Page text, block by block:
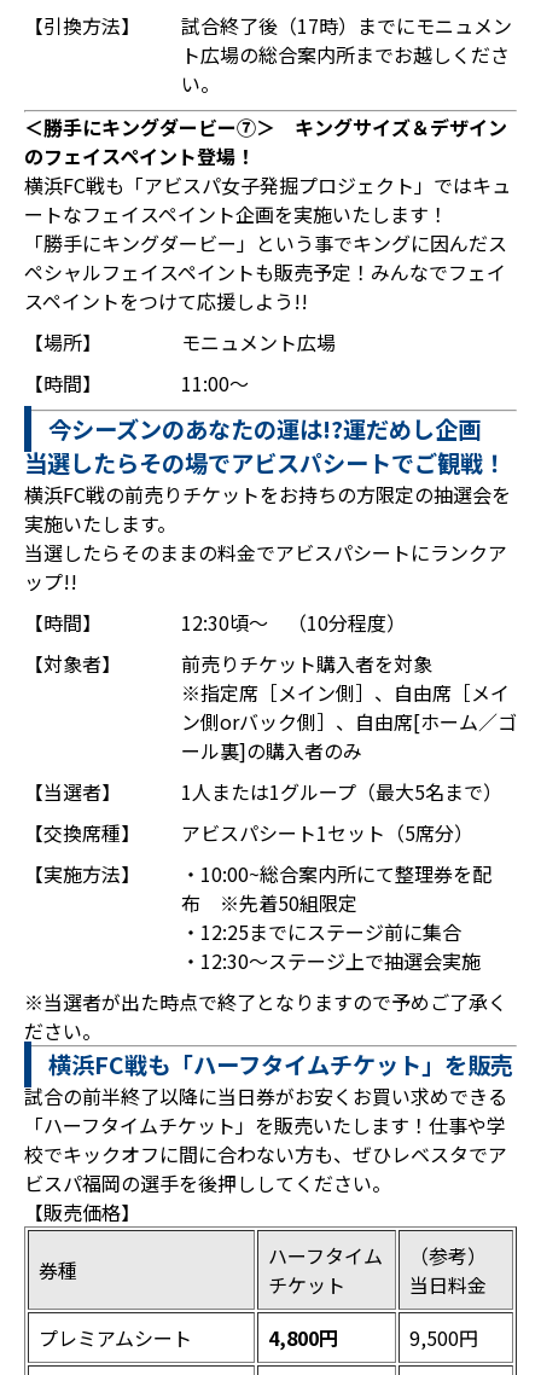
【引換方法】
試合終了後（17時）までにモニュメン
ト広場の総合案内所までお越しくださ
い。
＜勝手にキングダービー⑦＞ キングサイズ＆デザイン
のフェイスペイント登場！
横浜FC戦も「アビスパ女子発掘プロジェクト」ではキュ
ートなフェイスペイント企画を実施いたします！
「勝手にキングダービー」という事でキングに因んだス
ペシャルフェイスペイントも販売予定！みんなでフェイ
スペイントをつけて応援しよう!!
【場所】
モニュメント広場
【時間】
11:00～
今シーズンのあなたの運は!?運だめし企画
当選したらその場でアビスパシートでご観戦！
横浜FC戦の前売りチケットをお持ちの方限定の抽選会を
実施いたします。
当選したらそのままの料金でアビスパシートにランクア
ップ!!
【時間】
12:30頃～ （10分程度）
【対象者】
前売りチケット購入者を対象
※指定席［メイン側］、自由席［メイ
ン側orバック側］、自由席[ホーム／ゴ
ール裏]の購入者のみ
【当選者】
1人または1グループ（最大5名まで）
【交換席種】
アビスパシート1セット（5席分）
【実施方法】
・10:00~総合案内所にて整理券を配
布 ※先着50組限定
・12:25までにステージ前に集合
・12:30～ステージ上で抽選会実施
※当選者が出た時点で終了となりますので予めご了承く
ださい。
横浜FC戦も「ハーフタイムチケット」を販売
試合の前半終了以降に当日券がお安くお買い求めできる
「ハーフタイムチケット」を販売いたします！仕事や学
校でキックオフに間に合わない方も、ぜひレベスタでア
ビスパ福岡の選手を後押ししてください。
【販売価格】
券種
ハーフタイム
チケット
（参考）
当日料金
プレミアムシート
4,800円
9,500円